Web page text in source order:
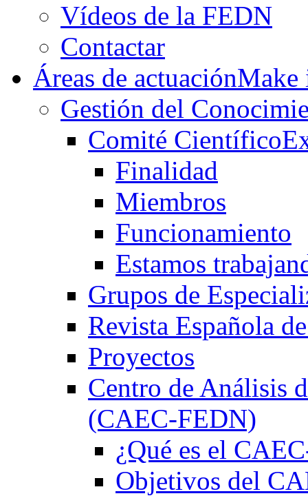
Vídeos de la FEDN
Contactar
Áreas de actuación
Gestión del
Comité Científico
Finalidad
Miembros
Funcionamiento
Estamos
Grupos de
Revista Española
Proyectos
Centro de Análisis
(CAEC-FEDN)
¿Qué es el
Objetivos del